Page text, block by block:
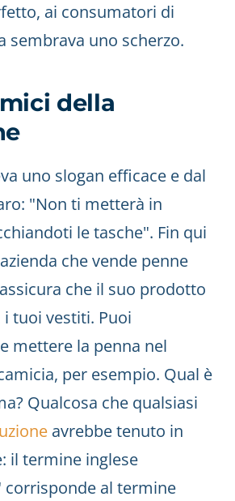
ai consumatori di
sembrava uno scherzo.
della
uno slogan efficace e dal
"Non ti metterà in
le tasche". Fin qui
che vende penne
che il suo prodotto
tuoi vestiti. Puoi
mettere la penna nel
per esempio. Qual è
Qualcosa che qualsiasi
avrebbe tenuto in
il termine inglese
corrisponde al termine